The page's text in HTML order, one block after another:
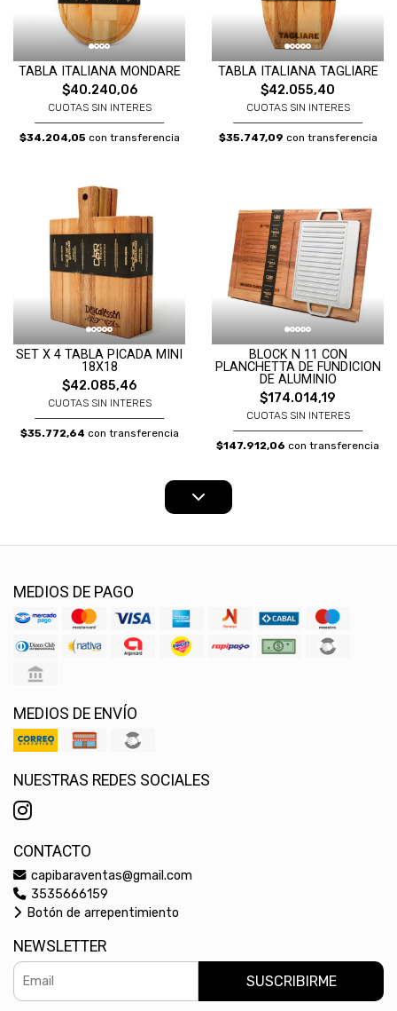
TABLA ITALIANA MONDARE
$40.240,06
CUOTAS SIN INTERES
$34.204,05 con transferencia
TABLA ITALIANA TAGLIARE
$42.055,40
CUOTAS SIN INTERES
$35.747,09 con transferencia
SET X 4 TABLA PICADA MINI
18X18
$42.085,46
CUOTAS SIN INTERES
$35.772,64 con transferencia
BLOCK N 11 CON
PLANCHETTA DE FUNDICION
DE ALUMINIO
$174.014,19
CUOTAS SIN INTERES
$147.912,06 con transferencia
MEDIOS DE PAGO
MEDIOS DE ENVÍO
NUESTRAS REDES SOCIALES
CONTACTO
capibaraventas@gmail.com
3535666159
Botón de arrepentimiento
NEWSLETTER
SUSCRIBIRME